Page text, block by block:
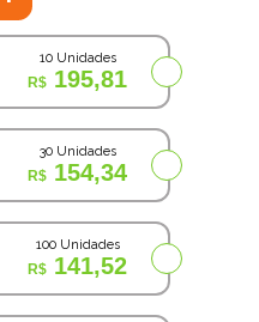
10 Unidades
195,81
30 Unidades
154,34
100 Unidades
141,52